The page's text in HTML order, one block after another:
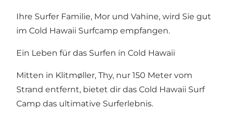
Ihre Surfer Familie, Mor und Vahine, wird Sie gut
im Cold Hawaii Surfcamp empfangen.
Ein Leben für das Surfen in Cold Hawaii
Mitten in Klitmøller, Thy, nur 150 Meter vom
Strand entfernt, bietet dir das Cold Hawaii Surf
Camp das ultimative Surferlebnis.